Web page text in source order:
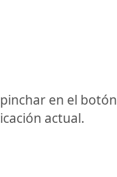
en el botón
actual.